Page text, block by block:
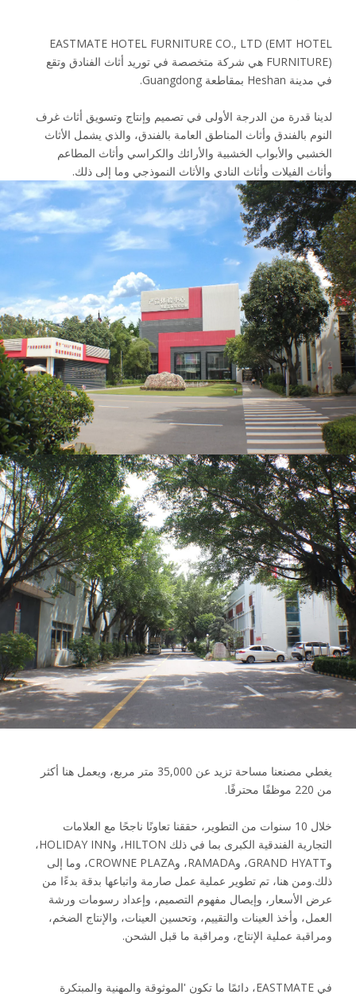
EASTMATE HOTEL FURNITURE CO., LTD (EMT HOTEL
FURNITURE) هي شركة متخصصة في توريد أثاث الفنادق وتقع
في مدينة Heshan بمقاطعة Guangdong.
لدينا قدرة من الدرجة الأولى في تصميم وإنتاج وتسويق أثاث غرف
النوم بالفندق وأثاث المناطق العامة بالفندق، والذي يشمل الأثاث
الخشبي والأبواب الخشبية والأرائك والكراسي وأثاث المطاعم
وأثاث الفيلات وأثاث النادي والأثاث النموذجي وما إلى ذلك.
يغطي مصنعنا مساحة تزيد عن 35,000 متر مربع، ويعمل هنا أكثر
من 220 موظفًا محترفًا.
خلال 10 سنوات من التطوير، حققنا تعاونًا ناجحًا مع العلامات
التجارية الفندقية الكبرى بما في ذلك HILTON، وHOLIDAY INN،
وGRAND HYATT، وRAMADA، وCROWNE PLAZA، وما إلى
ذلك.ومن هنا، تم تطوير عملية عمل صارمة واتباعها بدقة بدءًا من
عرض الأسعار، وإيصال مفهوم التصميم، وإعداد رسومات ورشة
العمل، وأخذ العينات والتقييم، وتحسين العينات، والإنتاج الضخم،
ومراقبة عملية الإنتاج، ومراقبة ما قبل الشحن.
في EASTMATE، دائمًا ما تكون 'الموثوقة والمهنية والمبتكرة